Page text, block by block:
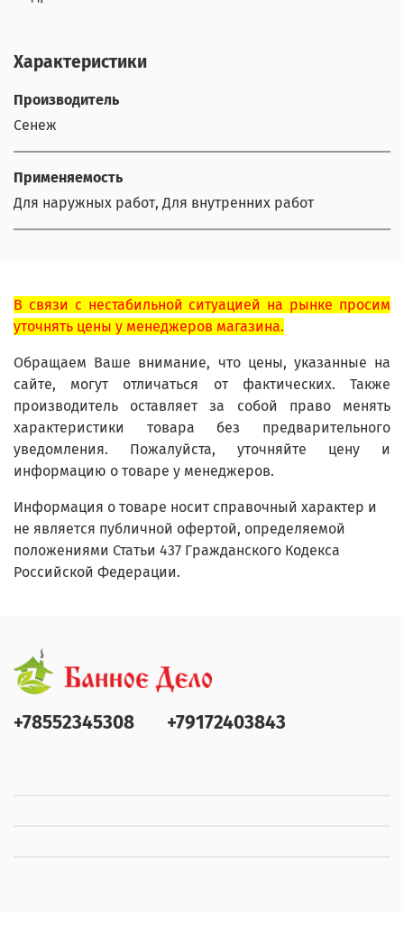
Характеристики
Производитель
Сенеж
Применяемость
Для наружных работ, Для внутренних работ
В связи с нестабильной ситуацией на рынке просим
уточнять цены у менеджеров магазина.
Обращаем Ваше внимание, что цены, указанные на
сайте, могут отличаться от фактических. Также
производитель оставляет за собой право менять
характеристики товара без предварительного
уведомления. Пожалуйста, уточняйте цену и
информацию о товаре у менеджеров.
Информация о товаре носит справочный характер и
не является публичной офертой, определяемой
положениями Статьи 437 Гражданского Кодекса
Российской Федерации.
+78552345308 +79172403843